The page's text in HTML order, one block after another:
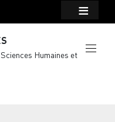
Humaines et